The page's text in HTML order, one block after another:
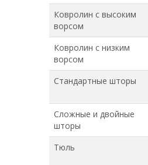
Ковролин с высоким
ворсом
Ковролин с низким
ворсом
Стандартные шторы
Сложные и двойные
шторы
Тюль